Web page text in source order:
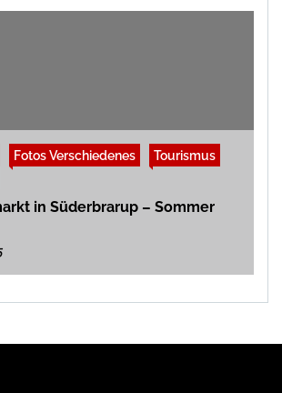
Fotos Verschiedenes
Tourismus
in Süderbrarup – Sommer